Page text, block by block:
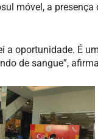
móvel, a
a oportunidade. É
de sangue”,